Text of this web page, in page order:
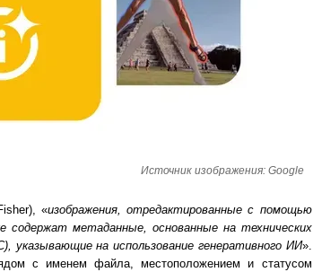
Источник изображения: Google
«изображения, отредактированные с помощью
содержат метаданные, основанные на технических
указывающие на использование генеративного ИИ».
с именем файла, местоположением и статусом